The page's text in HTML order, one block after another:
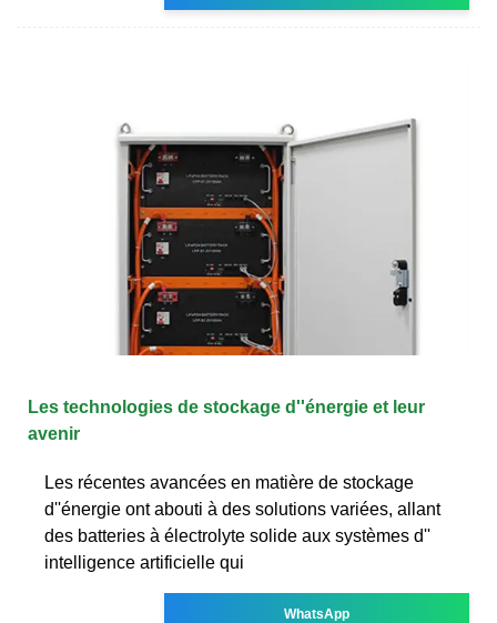
Les technologies de stockage d''énergie et leur
avenir
Les récentes avancées en matière de stockage
d''énergie ont abouti à des solutions variées, allant
des batteries à électrolyte solide aux systèmes d''
intelligence artificielle qui
WhatsApp